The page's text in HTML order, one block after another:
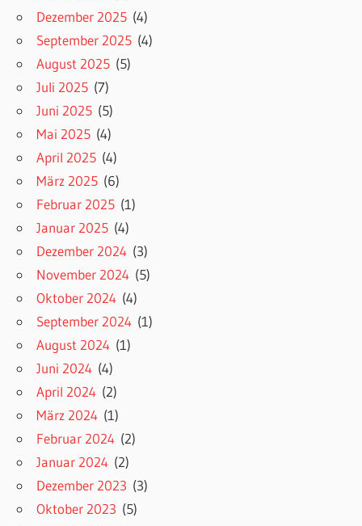
Dezember 2025 (4)
September 2025 (4)
August 2025 (5)
Juli 2025 (7)
Juni 2025 (5)
Mai 2025 (4)
April 2025 (4)
März 2025 (6)
Februar 2025 (1)
Januar 2025 (4)
Dezember 2024 (3)
November 2024 (5)
Oktober 2024 (4)
September 2024 (1)
August 2024 (1)
Juni 2024 (4)
April 2024 (2)
März 2024 (1)
Februar 2024 (2)
Januar 2024 (2)
Dezember 2023 (3)
Oktober 2023 (5)